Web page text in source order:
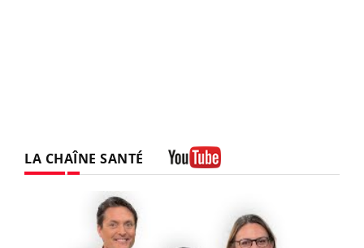
LA CHAÎNE SANTÉ